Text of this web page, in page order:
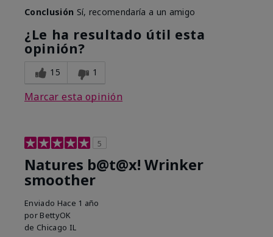
Conclusión Sí, recomendaría a un amigo
¿Le ha resultado útil esta
opinión?
15 1
Marcar esta opinión
5
Natures b@t@x! Wrinker
smoother
Enviado Hace 1 año
por BettyOK
de Chicago IL